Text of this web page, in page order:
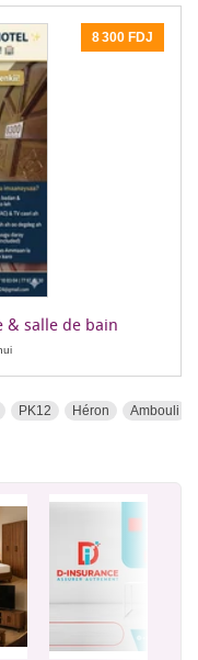
8 300 FDJ
& salle de bain
PK12 Héron Ambouli